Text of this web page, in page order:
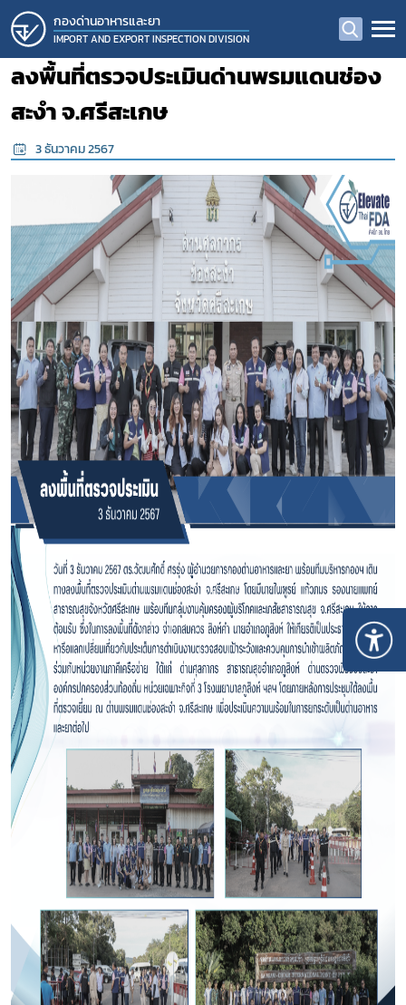
กองด่านอาหารและยา
IMPORT AND EXPORT INSPECTION DIVISION
ลงพื้นที่ตรวจประเมินด่านพรมแดนช่อง
สะงำ จ.ศรีสะเกษ
3 ธันวาคม 2567